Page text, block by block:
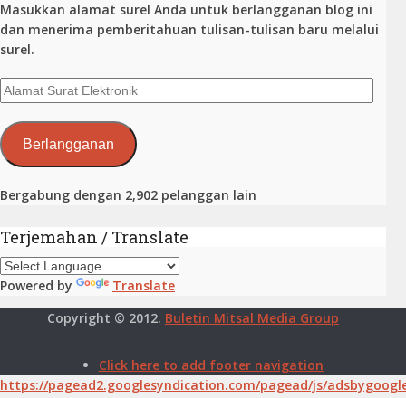
Masukkan alamat surel Anda untuk berlangganan blog ini
dan menerima pemberitahuan tulisan-tulisan baru melalui
surel.
Alamat
Surat
Elektronik
Berlangganan
Bergabung dengan 2,902 pelanggan lain
Terjemahan / Translate
Powered by
Translate
Copyright © 2012. Buletin Mitsal Media Group
Click here to add footer navigation
https://pagead2.googlesyndication.com/pagead/js/